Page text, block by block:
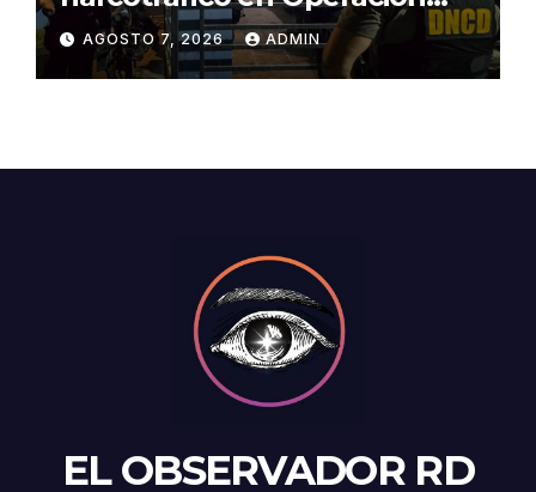
Lgtca
AGOSTO 7, 2026 ADMIN
EL OBSERVADOR RD